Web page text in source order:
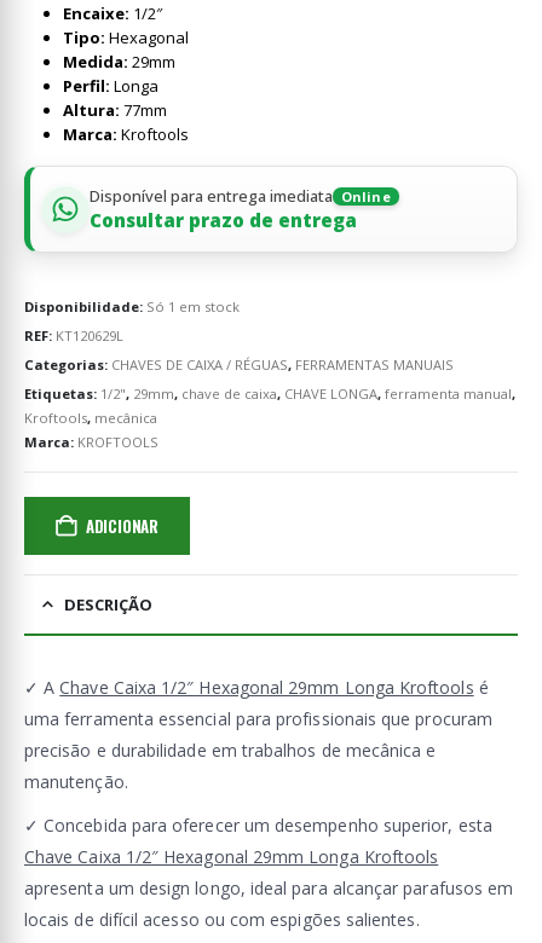
Encaixe: 1/2″
Tipo: Hexagonal
Medida: 29mm
Perfil: Longa
Altura: 77mm
Marca: Kroftools
Disponível para entrega imediata Online
Consultar prazo de entrega
Disponibilidade: Só 1 em stock
REF: KT120629L
Categorias: CHAVES DE CAIXA / RÉGUAS, FERRAMENTAS MANUAIS
Etiquetas: 1/2", 29mm, chave de caixa, CHAVE LONGA, ferramenta manual,
Kroftools, mecânica
Marca: KROFTOOLS
ADICIONAR
DESCRIÇÃO
✓ AChave Caixa 1/2″ Hexagonal 29mm Longa Kroftools é
uma ferramenta essencial para profissionais que procuram
precisão e durabilidade em trabalhos de mecânica e
manutenção.
✓ Concebida para oferecer um desempenho superior, esta
Chave Caixa 1/2″ Hexagonal 29mm Longa Kroftools
apresenta um design longo, ideal para alcançar parafusos em
locais de difícil acesso ou com espigões salientes.